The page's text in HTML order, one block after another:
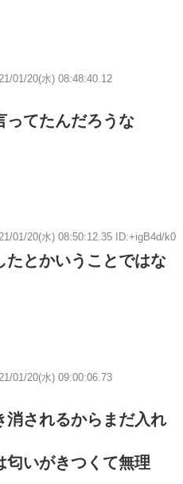
01/20(水) 08:48:40.12
てたんだろうな
01/20(水) 08:50:12.35 ID:+igB4d/k0
たとかいうことではな
01/20(水) 09:00:06.73
消されるからまだ入れ
匂いがきつくて無理